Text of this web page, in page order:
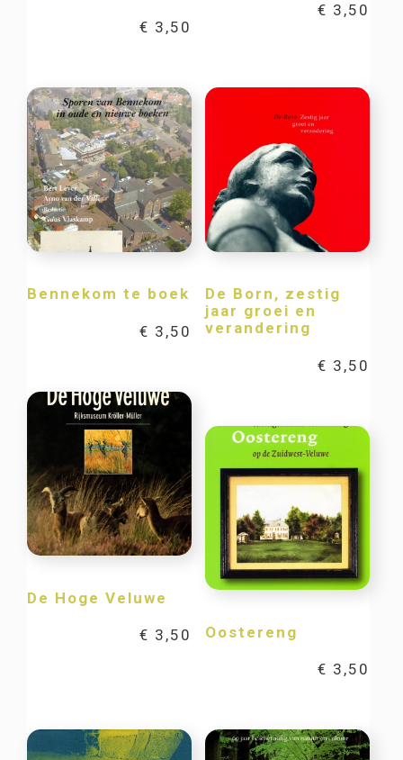
€ 3,50
€ 3,50
Bennekom te boek
€ 3,50
De Born, zestig
jaar groei en
verandering
€ 3,50
De Hoge Veluwe
€ 3,50 Oostereng
€ 3,50